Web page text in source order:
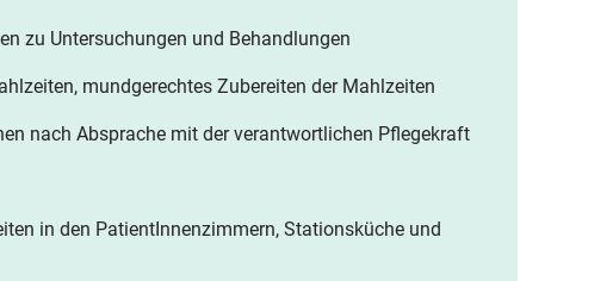
zu Untersuchungen und Behandlungen
mundgerechtes Zubereiten der Mahlzeiten
nach Absprache mit der verantwortlichen Pflegekraft
in den PatientInnenzimmern, Stationsküche und